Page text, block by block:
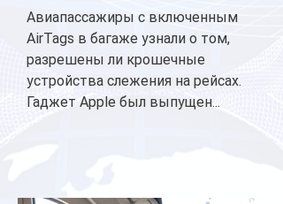
Авиапассажиры с включенным
AirTags в багаже узнали о том,
разрешены ли крошечные
устройства слежения на рейсах.
Гаджет Apple был выпущен...